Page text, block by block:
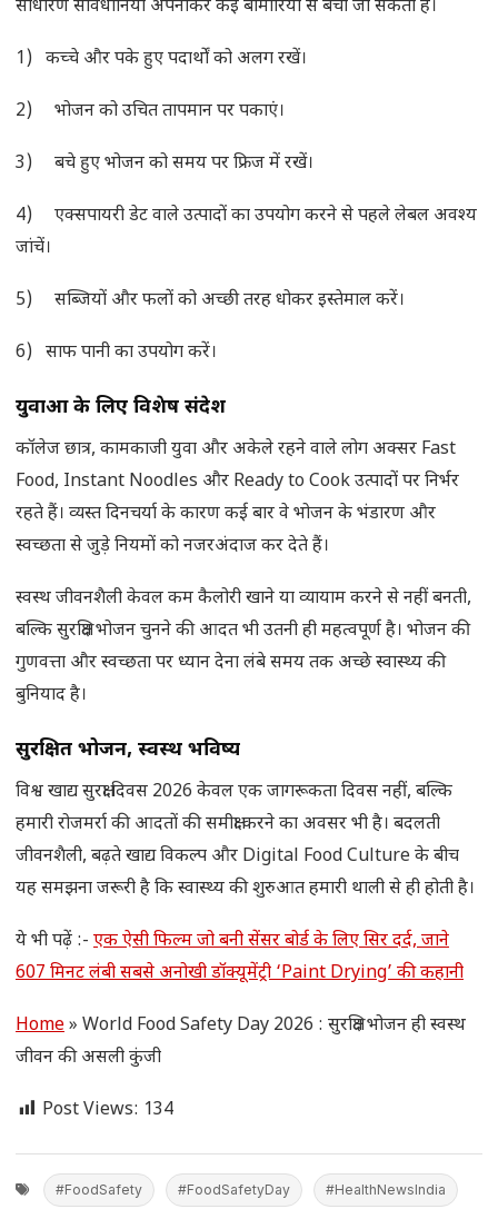
साधारण सावधानियां अपनाकर कई बीमारियों से बचा जा सकता है।
1) कच्चे और पके हुए पदार्थों को अलग रखें।
2) भोजन को उचित तापमान पर पकाएं।
3) बचे हुए भोजन को समय पर फ्रिज में रखें।
4) एक्सपायरी डेट वाले उत्पादों का उपयोग करने से पहले लेबल अवश्य
जांचें।
5) सब्जियों और फलों को अच्छी तरह धोकर इस्तेमाल करें।
6) साफ पानी का उपयोग करें।
युवाओं के लिए विशेष संदेश
कॉलेज छात्र, कामकाजी युवा और अकेले रहने वाले लोग अक्सर Fast
Food, Instant Noodles और Ready to Cook उत्पादों पर निर्भर
रहते हैं। व्यस्त दिनचर्या के कारण कई बार वे भोजन के भंडारण और
स्वच्छता से जुड़े नियमों को नजरअंदाज कर देते हैं।
स्वस्थ जीवनशैली केवल कम कैलोरी खाने या व्यायाम करने से नहीं बनती,
बल्कि सुरक्षित भोजन चुनने की आदत भी उतनी ही महत्वपूर्ण है। भोजन की
गुणवत्ता और स्वच्छता पर ध्यान देना लंबे समय तक अच्छे स्वास्थ्य की
बुनियाद है।
सुरक्षित भोजन, स्वस्थ भविष्य
विश्व खाद्य सुरक्षा दिवस 2026 केवल एक जागरूकता दिवस नहीं, बल्कि
हमारी रोजमर्रा की आदतों की समीक्षा करने का अवसर भी है। बदलती
जीवनशैली, बढ़ते खाद्य विकल्प और Digital Food Culture के बीच
यह समझना जरूरी है कि स्वास्थ्य की शुरुआत हमारी थाली से ही होती है।
ये भी पढ़ें :- एक ऐसी फिल्म जो बनी सेंसर बोर्ड के लिए सिर दर्द, जाने
607 मिनट लंबी सबसे अनोखी डॉक्यूमेंट्री ‘Paint Drying’ की कहानी
Home» World Food Safety Day 2026 : सुरक्षित भोजन ही स्वस्थ
जीवन की असली कुंजी
Post Views: 134
#FoodSafety #FoodSafetyDay #HealthNewsIndia